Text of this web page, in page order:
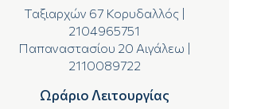
Ταξιαρχών 67 Κορυδαλλός|
2104965751
Παπαναστασίου 20 Αιγάλεω |
2110089722
Ωράριο Λειτουργίας